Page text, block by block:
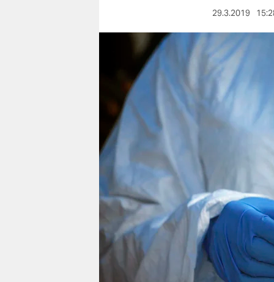
nord
wahrheit
verlag
verlag
veranstaltungen
fragen & hilfe
unterstützen
abo
genossenschaft
29.3.2019